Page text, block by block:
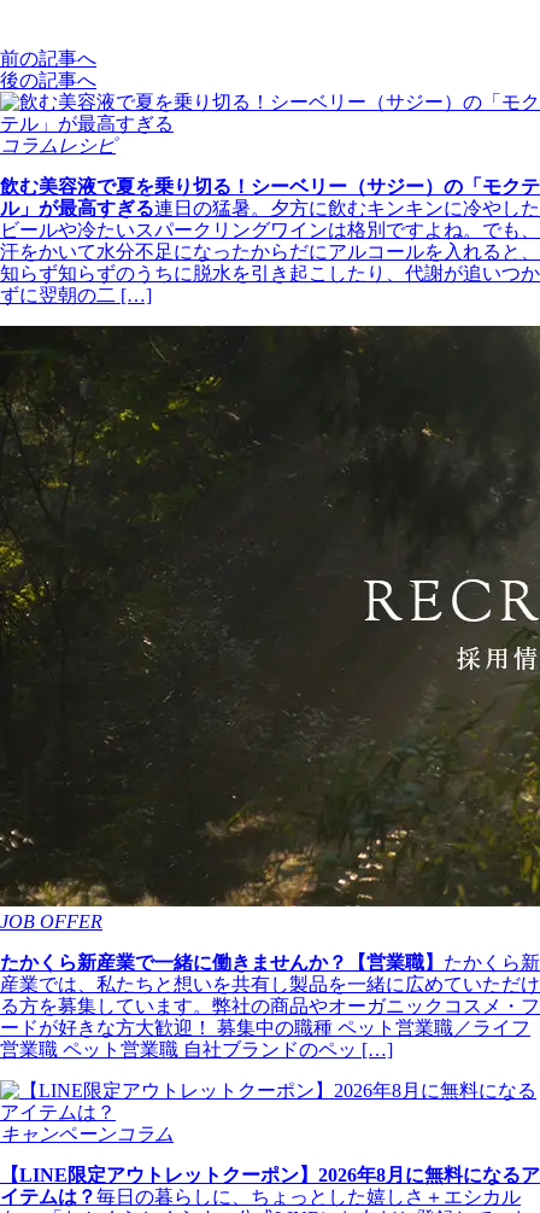
前の記事へ
後の記事へ
コラムレシピ
飲む美容液で夏を乗り切る！シーベリー（サジー）の「モクテ
ル」が最高すぎる連日の猛暑。夕方に飲むキンキンに冷やした
ビールや冷たいスパークリングワインは格別ですよね。でも、
汗をかいて水分不足になったからだにアルコールを入れると、
知らず知らずのうちに脱水を引き起こしたり、代謝が追いつか
ずに翌朝の二 […]
JOB OFFER
たかくら新産業で一緒に働きませんか？【営業職】 たかくら新
産業では、私たちと想いを共有し製品を一緒に広めていただけ
る方を募集しています。弊社の商品やオーガニックコスメ・フ
ードが好きな方大歓迎！ 募集中の職種 ペット営業職／ライフ
営業職 ペット営業職 自社ブランドのペッ […]
キャンペーンコラム
【LINE限定アウトレットクーポン】2026年8月に無料になるア
イテムは？毎日の暮らしに、ちょっとした嬉しさ＋エシカル